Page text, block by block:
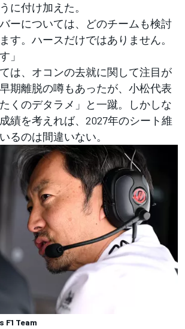
に付け加えた。
ーについては、どのチームも検討
す。ハースだけではありません。
」
は、オコンの去就に関して注目が
期離脱の噂もあったが、小松代表
くのデタラメ」と一蹴。しかしな
績を考えれば、2027年のシート維
るのは間違いない。
F1 Team